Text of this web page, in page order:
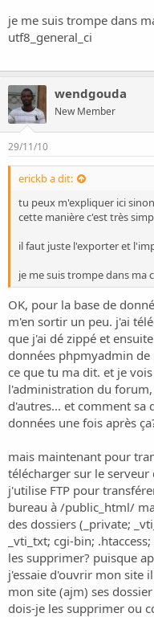
je me suis trompe dans
utf8_general_ci
wendgouda
New Member
29/11/10
erickb a dit:
tu peux m'expliquer ici
cette manière c'est très
il faut juste l'exporter et
je me suis trompe dans ma
OK, pour la base de
m'en sortir un peu. j'ai
que j'ai dé zippé et
données phpmyadmin
ce que tu ma dit. et je
l'administration du
d'autres... et comment sa
données une fois après
mais maintenant pour
télécharger sur le
j'utilise FTP pour
bureau à /public_html/
des dossiers (_private;
_vti_txt; cgi-bin;
les supprimer? puisque
j'essaie d'ouvrir mon site
mon site (ajm) ses
dois-je les supprimer ou